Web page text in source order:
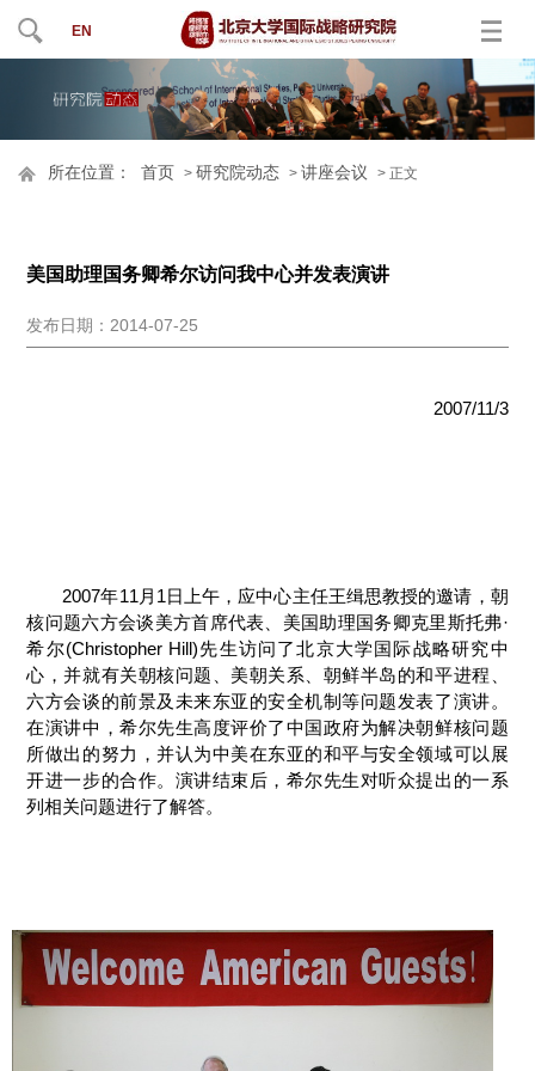
EN
所在位置： 首页 >研究院动态 >讲座会议 > 正文
美国助理国务卿希尔访问我中心并发表演讲
发布日期：2014-07-25
2007/11/3
2007年11月1日上午，应中心主任王缉思教授的邀请，朝
核问题六方会谈美方首席代表、美国助理国务卿克里斯托弗·
希尔(Christopher Hill)先生访问了北京大学国际战略研究中
心，并就有关朝核问题、美朝关系、朝鲜半岛的和平进程、
六方会谈的前景及未来东亚的安全机制等问题发表了演讲。
在演讲中，希尔先生高度评价了中国政府为解决朝鲜核问题
所做出的努力，并认为中美在东亚的和平与安全领域可以展
开进一步的合作。演讲结束后，希尔先生对听众提出的一系
列相关问题进行了解答。